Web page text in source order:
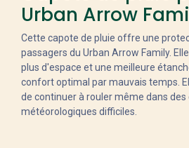
Urban Arrow
Cette capote de pluie offre une
passagers du Urban Arrow Family.
plus d'espace et une meilleure
confort optimal par mauvais temps.
de continuer à rouler même dans des
météorologiques difficiles.